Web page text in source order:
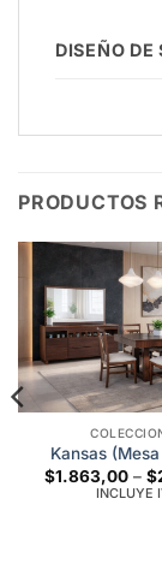
DISEÑO DE
PRODUCTOS
Kansas
$1.863,00 – $
INCLUYE